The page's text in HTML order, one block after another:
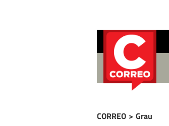
CORREO > Grau